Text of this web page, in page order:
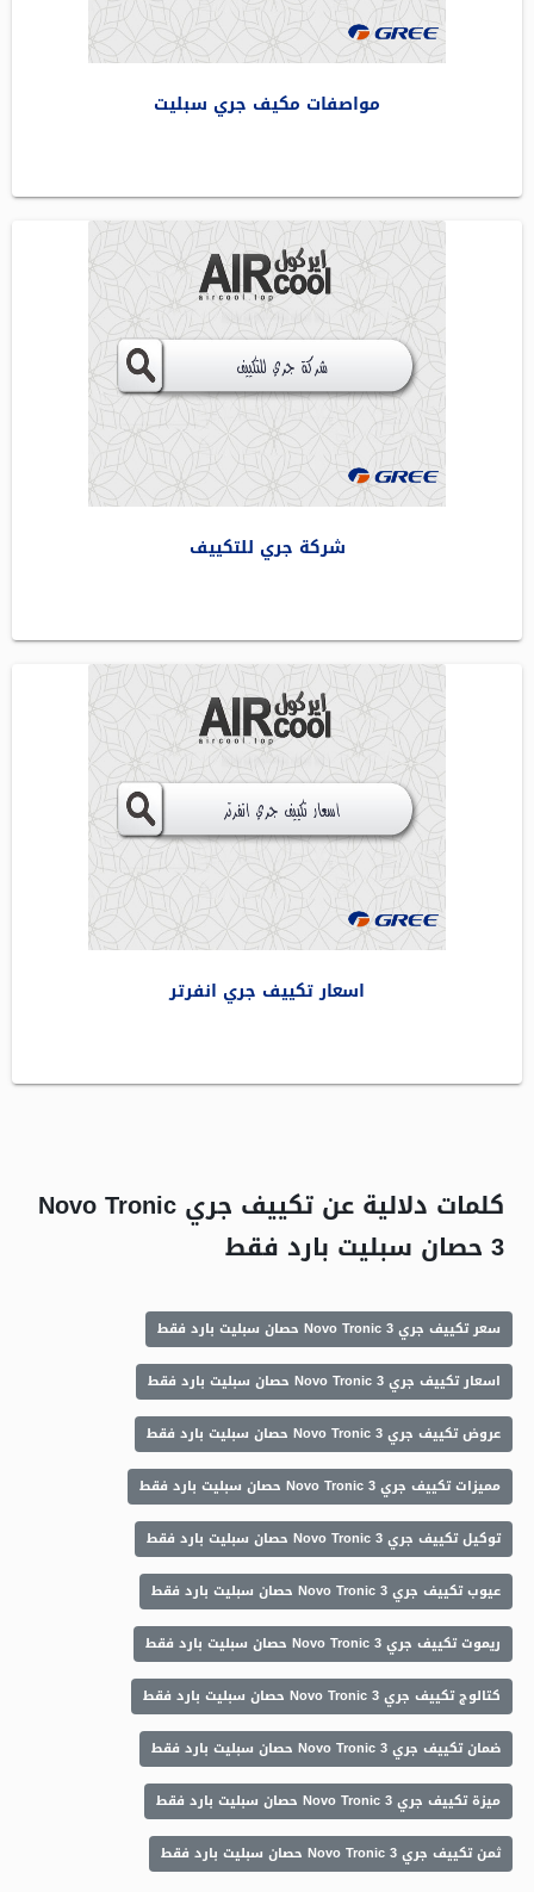
مواصفات مكيف جري سبليت
شركة جري للتكييف
اسعار تكييف جري انفرتر
كلمات دلالية عن تكييف جري Novo Tronic
3 حصان سبليت بارد فقط
سعر تكييف جري Novo Tronic 3 حصان سبليت بارد فقط
اسعار تكييف جري Novo Tronic 3 حصان سبليت بارد فقط
عروض تكييف جري Novo Tronic 3 حصان سبليت بارد فقط
مميزات تكييف جري Novo Tronic 3 حصان سبليت بارد فقط
توكيل تكييف جري Novo Tronic 3 حصان سبليت بارد فقط
عيوب تكييف جري Novo Tronic 3 حصان سبليت بارد فقط
ريموت تكييف جري Novo Tronic 3 حصان سبليت بارد فقط
كتالوج تكييف جري Novo Tronic 3 حصان سبليت بارد فقط
ضمان تكييف جري Novo Tronic 3 حصان سبليت بارد فقط
ميزة تكييف جري Novo Tronic 3 حصان سبليت بارد فقط
ثمن تكييف جري Novo Tronic 3 حصان سبليت بارد فقط